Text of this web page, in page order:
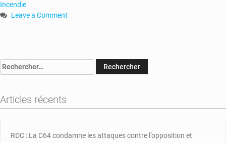
Incendie
Leave a Comment
Zaoui
un
incendie
Rechercher :
Articles récents
RDC : La C64 condamne les attaques contre l’opposition et